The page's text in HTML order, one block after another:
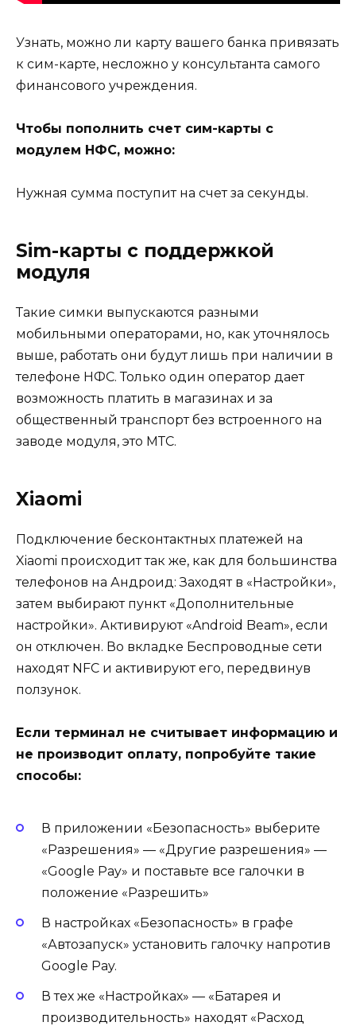
Узнать, можно ли карту вашего банка привязать
к сим-карте, несложно у консультанта самого
финансового учреждения.
Чтобы пополнить счет сим-карты с
модулем НФС, можно:
Нужная сумма поступит на счет за секунды.
Sim-карты с поддержкой
модуля
Такие симки выпускаются разными
мобильными операторами, но, как уточнялось
выше, работать они будут лишь при наличии в
телефоне НФС. Только один оператор дает
возможность платить в магазинах и за
общественный транспорт без встроенного на
заводе модуля, это МТС.
Xiaomi
Подключение бесконтактных платежей на
Xiaomi происходит так же, как для большинства
телефонов на Андроид: Заходят в «Настройки»,
затем выбирают пункт «Дополнительные
настройки». Активируют «Android Beam», если
он отключен. Во вкладке Беспроводные сети
находят NFC и активируют его, передвинув
ползунок.
Если терминал не считывает информацию и
не производит оплату, попробуйте такие
способы:
В приложении «Безопасность» выберите
«Разрешения» — «Другие разрешения» —
«Google Pay» и поставьте все галочки в
положение «Разрешить»
В настройках «Безопасность» в графе
«Автозапуск» установить галочку напротив
Google Pay.
В тех же «Настройках» — «Батарея и
производительность» находят «Расход